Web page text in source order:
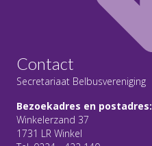
Contact
Secretariaat Belbusvereniging
Bezoekadres en postadres:
Winkelerzand 37
1731 LR Winkel